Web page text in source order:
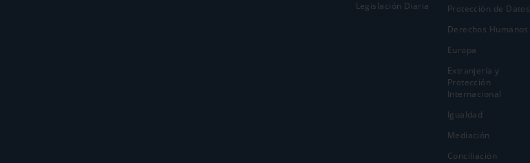
Legislación Diaria
Protección de Datos
Derechos Humanos
Europa
Extranjería y
Protección
Internacional
Igualdad
Mediación
Conciliación